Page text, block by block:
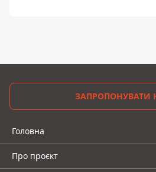
ЗАПРОПОНУВАТИ
Головна
Про проєкт